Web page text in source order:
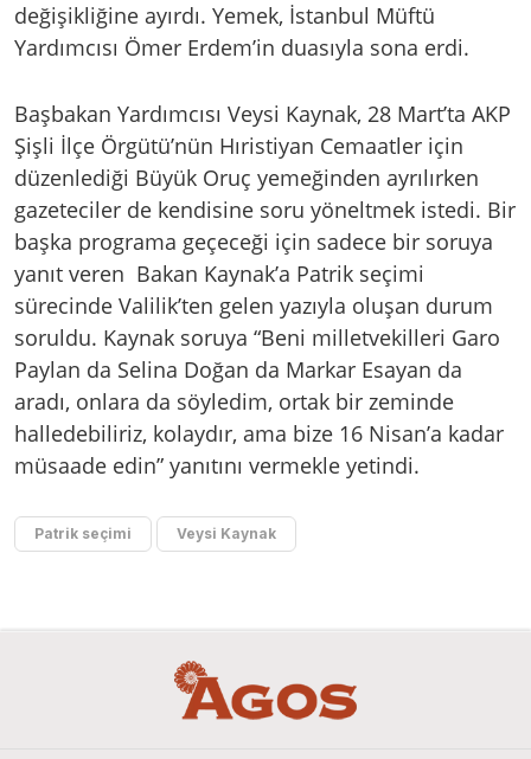
değişikliğine ayırdı. Yemek, İstanbul Müftü
Yardımcısı Ömer Erdem’in duasıyla sona erdi.
Başbakan Yardımcısı Veysi Kaynak, 28 Mart’ta AKP
Şişli İlçe Örgütü’nün Hıristiyan Cemaatler için
düzenlediği Büyük Oruç yemeğinden ayrılırken
gazeteciler de kendisine soru yöneltmek istedi. Bir
başka programa geçeceği için sadece bir soruya
yanıt veren Bakan Kaynak’a Patrik seçimi
sürecinde Valilik’ten gelen yazıyla oluşan durum
soruldu. Kaynak soruya “Beni milletvekilleri Garo
Paylan da Selina Doğan da Markar Esayan da
aradı, onlara da söyledim, ortak bir zeminde
halledebiliriz, kolaydır, ama bize 16 Nisan’a kadar
müsaade edin” yanıtını vermekle yetindi.
Patrik seçimi Veysi Kaynak